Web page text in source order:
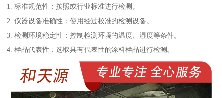
1. 标准规范性：按照或行业标准进行检测。
2. 仪器设备准确性：使用经过校准的检测设备。
3. 检测环境稳定性：控制检测环境的温度、湿度等条件。
4. 样品代表性：选取具有代表性的涂料样品进行检测。